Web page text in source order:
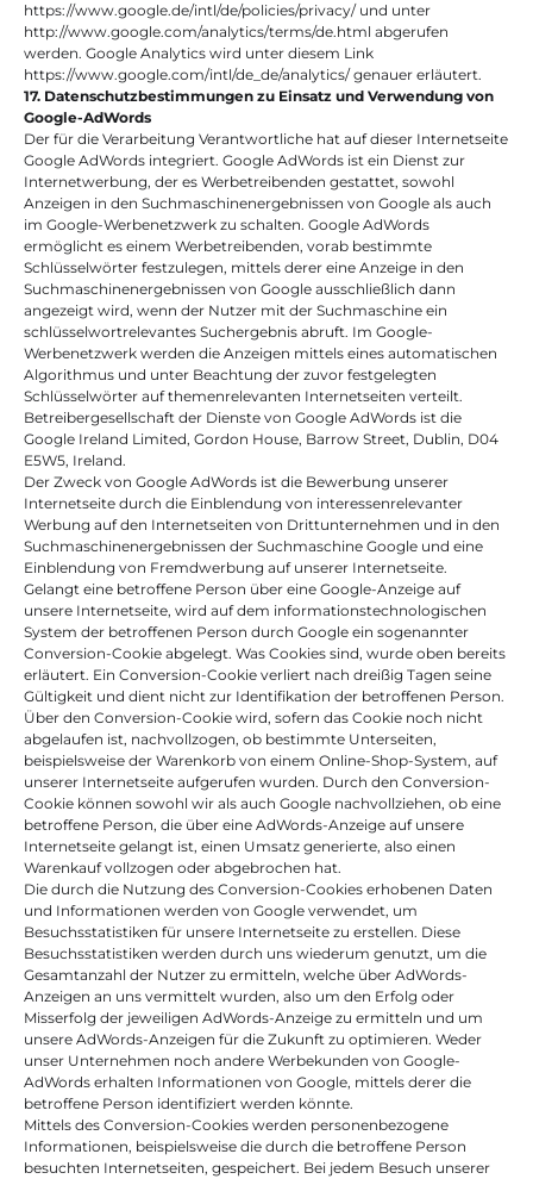
https://www.google.de/intl/de/policies/privacy/ und unter
http://www.google.com/analytics/terms/de.html abgerufen
werden. Google Analytics wird unter diesem Link
https://www.google.com/intl/de_de/analytics/ genauer erläutert.
17. Datenschutzbestimmungen zu Einsatz und Verwendung von
Google-AdWords
Der für die Verarbeitung Verantwortliche hat auf dieser Internetseite
Google AdWords integriert. Google AdWords ist ein Dienst zur
Internetwerbung, der es Werbetreibenden gestattet, sowohl
Anzeigen in den Suchmaschinenergebnissen von Google als auch
im Google-Werbenetzwerk zu schalten. Google AdWords
ermöglicht es einem Werbetreibenden, vorab bestimmte
Schlüsselwörter festzulegen, mittels derer eine Anzeige in den
Suchmaschinenergebnissen von Google ausschließlich dann
angezeigt wird, wenn der Nutzer mit der Suchmaschine ein
schlüsselwortrelevantes Suchergebnis abruft. Im Google-
Werbenetzwerk werden die Anzeigen mittels eines automatischen
Algorithmus und unter Beachtung der zuvor festgelegten
Schlüsselwörter auf themenrelevanten Internetseiten verteilt.
Betreibergesellschaft der Dienste von Google AdWords ist die
Google Ireland Limited, Gordon House, Barrow Street, Dublin, D04
E5W5, Ireland.
Der Zweck von Google AdWords ist die Bewerbung unserer
Internetseite durch die Einblendung von interessenrelevanter
Werbung auf den Internetseiten von Drittunternehmen und in den
Suchmaschinenergebnissen der Suchmaschine Google und eine
Einblendung von Fremdwerbung auf unserer Internetseite.
Gelangt eine betroffene Person über eine Google-Anzeige auf
unsere Internetseite, wird auf dem informationstechnologischen
System der betroffenen Person durch Google ein sogenannter
Conversion-Cookie abgelegt. Was Cookies sind, wurde oben bereits
erläutert. Ein Conversion-Cookie verliert nach dreißig Tagen seine
Gültigkeit und dient nicht zur Identifikation der betroffenen Person.
Über den Conversion-Cookie wird, sofern das Cookie noch nicht
abgelaufen ist, nachvollzogen, ob bestimmte Unterseiten,
beispielsweise der Warenkorb von einem Online-Shop-System, auf
unserer Internetseite aufgerufen wurden. Durch den Conversion-
Cookie können sowohl wir als auch Google nachvollziehen, ob eine
betroffene Person, die über eine AdWords-Anzeige auf unsere
Internetseite gelangt ist, einen Umsatz generierte, also einen
Warenkauf vollzogen oder abgebrochen hat.
Die durch die Nutzung des Conversion-Cookies erhobenen Daten
und Informationen werden von Google verwendet, um
Besuchsstatistiken für unsere Internetseite zu erstellen. Diese
Besuchsstatistiken werden durch uns wiederum genutzt, um die
Gesamtanzahl der Nutzer zu ermitteln, welche über AdWords-
Anzeigen an uns vermittelt wurden, also um den Erfolg oder
Misserfolg der jeweiligen AdWords-Anzeige zu ermitteln und um
unsere AdWords-Anzeigen für die Zukunft zu optimieren. Weder
unser Unternehmen noch andere Werbekunden von Google-
AdWords erhalten Informationen von Google, mittels derer die
betroffene Person identifiziert werden könnte.
Mittels des Conversion-Cookies werden personenbezogene
Informationen, beispielsweise die durch die betroffene Person
besuchten Internetseiten, gespeichert. Bei jedem Besuch unserer